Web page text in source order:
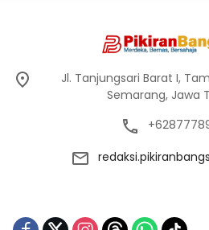
Jl. Tanjungsari Barat I,
Semarang, Jawa